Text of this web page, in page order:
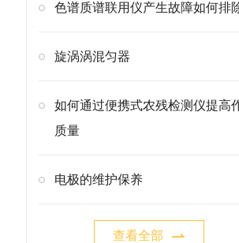
色谱质谱联用仪产生故障如何排
旋涡涡混匀器
如何通过便携式农残检测仪提高
质量
电极的维护保养
查看全部